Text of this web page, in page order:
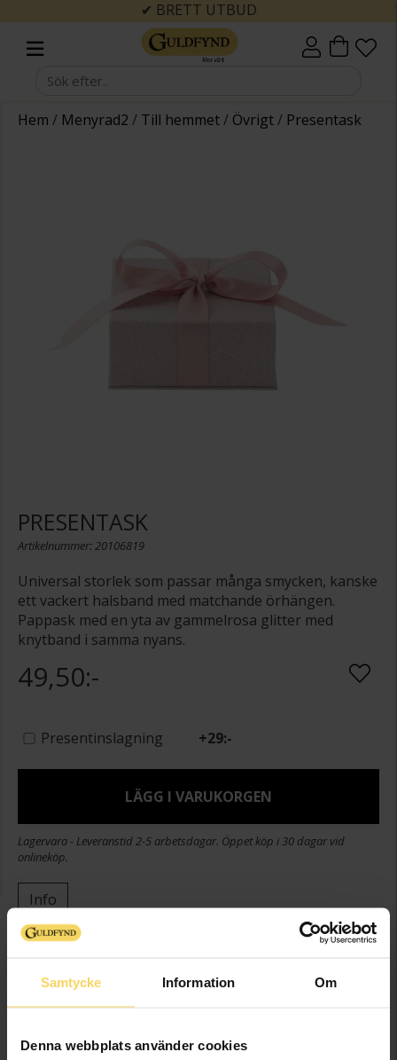
Samtycke Information Om
Denna webbplats använder cookies
✔ BRETT UTBUD
Hem / Menyrad2 / Till hemmet/ Övrigt/ Presentask
PRESENTASK
Artikelnummer: 20106819
Universal storlek som passar många smycken, kanske
ett vackert halsband med matchande örhängen.
Pappask med en yta av gammelrosa glitter med
knytband i samma nyans.
49,50:-
Presentinslagning +29:-
LÄGG I VARUKORGEN
Lagervara - Leveranstid 2-5 arbetsdagar. Öppet köp i 30 dagar vid
onlineköp.
Info
Djup ca (cm)
Längd ca (cm)
9
Material
kartong, tyg